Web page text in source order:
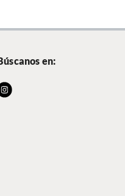
en: